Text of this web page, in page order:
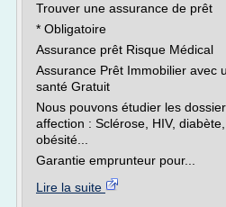
Trouver une assurance de prêt
* Obligatoire
Assurance prêt Risque Médical
Assurance Prêt Immobilier avec
santé Gratuit
Nous pouvons étudier les
affection : Sclérose, HIV,
obésité...
Garantie emprunteur pour...
Lire la suite